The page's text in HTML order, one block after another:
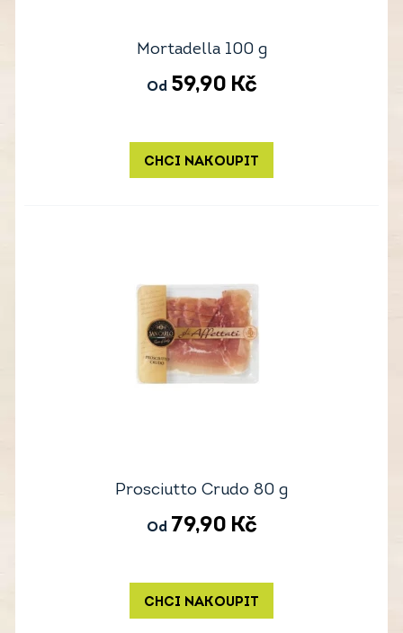
Mortadella 100 g
Od 59,90 Kč
CHCI NAKOUPIT
Prosciutto Crudo 80 g
Od 79,90 Kč
CHCI NAKOUPIT